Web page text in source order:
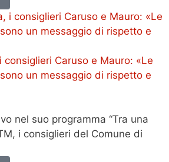
consiglieri Caruso e Mauro: «Le
un messaggio di rispetto e
nel suo programma “Tra una
i consiglieri del Comune di